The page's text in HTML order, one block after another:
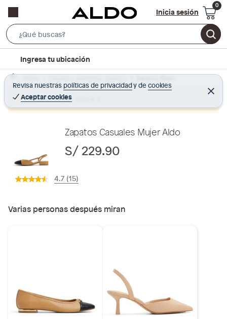
Inicia sesión
e
r
c
B
r
c
t
n
Ingresa tu ubicación
Revisa nuestras políticas de privacidadyde cookies
Aceptar cookies
C
e
r
Home Calzado y zapatillas - Zapatos Zapatos Mujer
Producto sin stock :(
Zapatos Casuales Mujer Aldo
S/ 229.90
4.7 (15)
Varias personas después miran